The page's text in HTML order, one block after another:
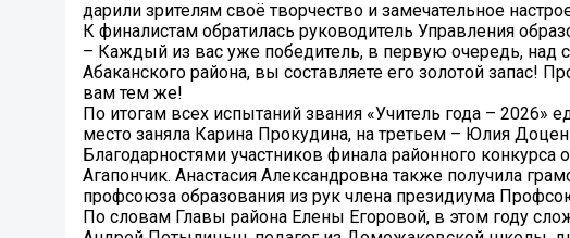
дарили зрителям своё творчество и замечательное
К финалистам обратилась руководитель Управления
– Каждый из вас уже победитель, в первую очередь, над
Абаканского района, вы составляете его золотой запас!
вам тем же!
По итогам всех испытаний звания «Учитель года –
место заняла Карина Прокудина, на третьем – Юлия
Благодарностями участников финала районного
Агапончик. Анастасия Александровна также получила
профсоюза образования из рук члена президиума
По словам Главы района Елены Егоровой, в этом году